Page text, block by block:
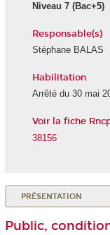
Niveau 7(Bac+5)
Responsable(s)
Stéphane BALAS
Habilitation
Arrêté du 30 mai
Voir la fiche
38156
PRÉSENTATION
Public,